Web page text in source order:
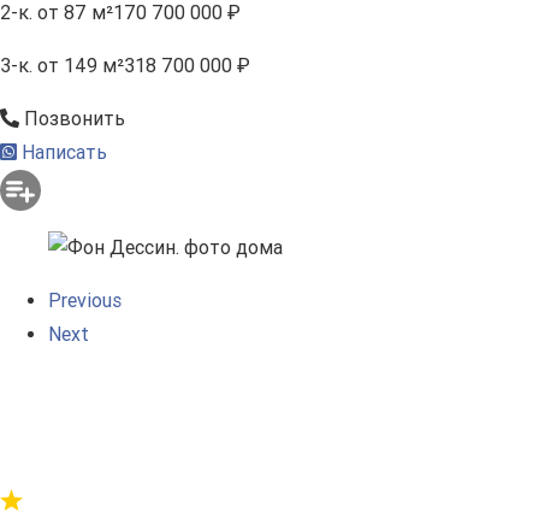
2-к. от 87 м²170 700 000 ₽
3-к. от 149 м²318 700 000 ₽
Позвонить
Написать
Previous
Next